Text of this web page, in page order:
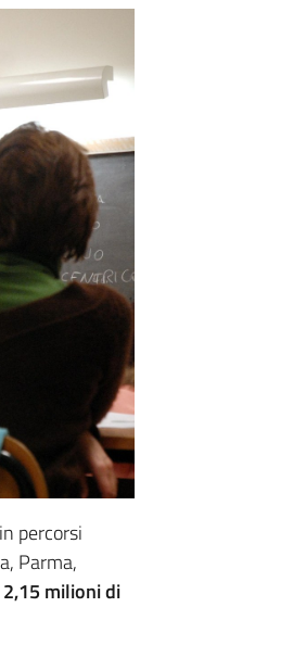
percorsi
Parma,
milioni di